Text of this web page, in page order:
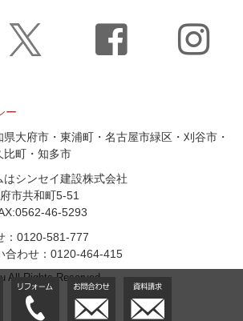
ー
大府市・東浦町・名古屋市緑区・刈谷市・
比町・知多市
シンセイ建設株式会社
市共和町5-51
46-5293
：0120-581-777
合わせ：0120-464-415
All Rights Reserved.